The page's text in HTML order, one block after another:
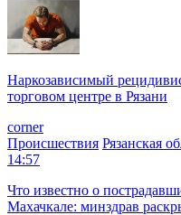
Наркозависимый
торговом центре в Рязани
corner
Происшествия Рязанская
14:57
Что известно о
Махачкале: минздрав